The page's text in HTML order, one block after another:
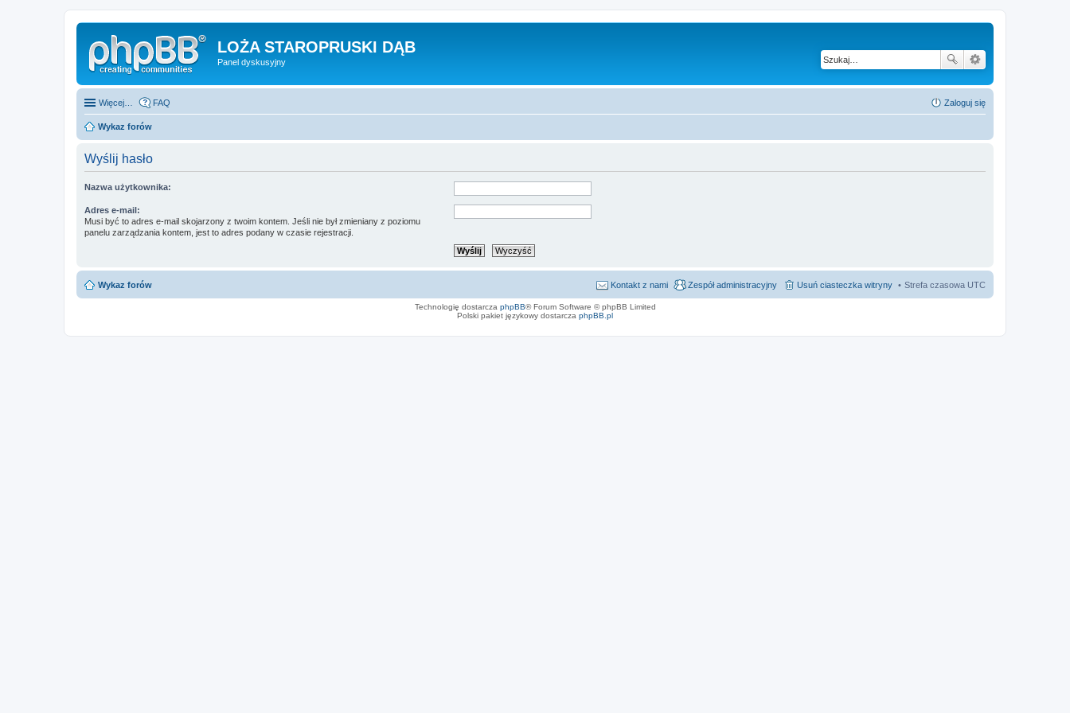
LOŻA STAROPRUSKI DĄB
Panel dyskusyjny
Więcej… FAQ Zaloguj się
Wykaz forów
Wyślij hasło
Nazwa użytkownika:
Adres e-mail:
Musi być to adres e-mail skojarzony z twoim kontem. Jeśli nie był zmieniany z poziomu
panelu zarządzania kontem, jest to adres podany w czasie rejestracji.
Wykaz forów Strefa czasowa UTC
Usuń ciasteczka witryny
Zespół administracyjny
Kontakt z nami
Technologię dostarcza phpBB® Forum Software © phpBB Limited
Polski pakiet językowy dostarcza phpBB.pl